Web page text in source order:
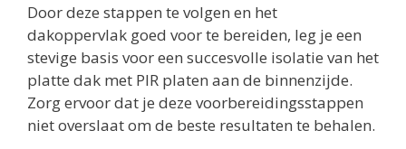
Door deze stappen te volgen en het
dakoppervlak goed voor te bereiden, leg je een
stevige basis voor een succesvolle isolatie van het
platte dak met PIR platen aan de binnenzijde.
Zorg ervoor dat je deze voorbereidingsstappen
niet overslaat om de beste resultaten te behalen.